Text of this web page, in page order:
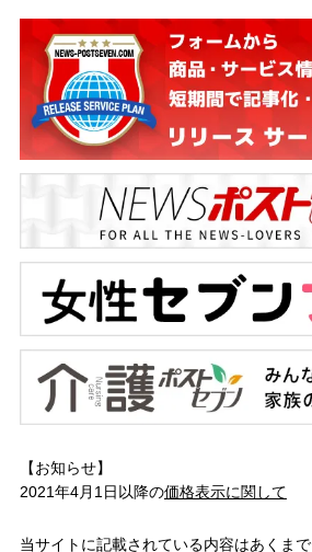
【お知らせ】
2021年4月1日以降の価格表示に関して
当サイトに記載されている内容はあくま